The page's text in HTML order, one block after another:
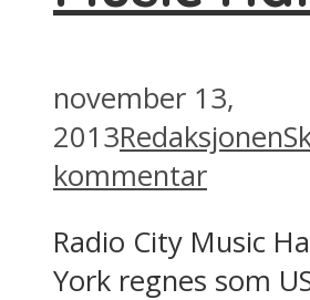
november 13,
2013Redaksjonen
kommentar
Radio City Music
York regnes som